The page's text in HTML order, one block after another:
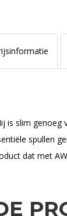
slim
spullen
dat met